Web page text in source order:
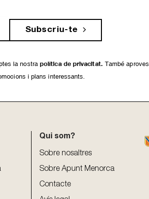
Subscriu-te
la nostra política de privacitat. També aproves
i plans interessants.
Qui som?
Sobre nosaltres
Sobre Apunt Menorca
Contacte